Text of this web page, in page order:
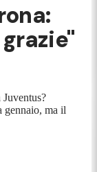
gennaio, ma il